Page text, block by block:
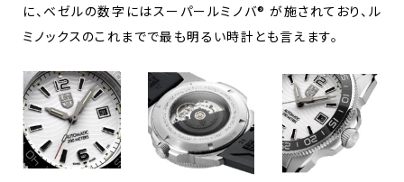
に、ベゼルの数字にはスーパールミノバ® が施されており、ル
ミノックスのこれまでで最も明るい時計とも言えます。